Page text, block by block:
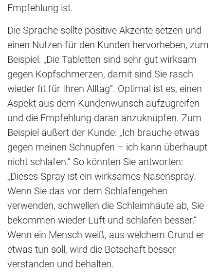
Empfehlung ist.
Die Sprache sollte positive Akzente setzen und
einen Nutzen für den Kunden hervorheben, zum
Beispiel: „Die Tabletten sind sehr gut wirksam
gegen Kopfschmerzen, damit sind Sie rasch
wieder fit für Ihren Alltag“. Optimal ist es, einen
Aspekt aus dem Kundenwunsch aufzugreifen
und die Empfehlung daran anzuknüpfen. Zum
Beispiel äußert der Kunde: „Ich brauche etwas
gegen meinen Schnupfen – ich kann überhaupt
nicht schlafen.“ So könnten Sie antworten:
„Dieses Spray ist ein wirksames Nasenspray.
Wenn Sie das vor dem Schlafengehen
verwenden, schwellen die Schleimhäute ab, Sie
bekommen wieder Luft und schlafen besser.“
Wenn ein Mensch weiß, aus welchem Grund er
etwas tun soll, wird die Botschaft besser
verstanden und behalten.